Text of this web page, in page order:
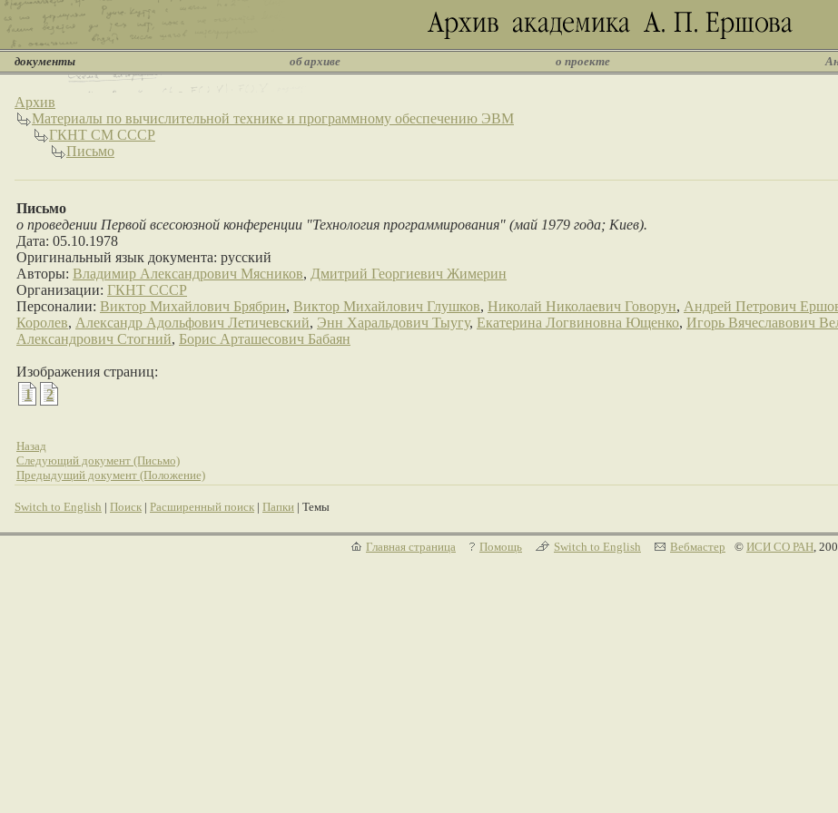
документы об архиве о проекте
Архив
Материалы по вычислительной технике и программному обеспечению ЭВМ
ГКНТ СМ СССР
Письмо
Письмо
о проведении Первой всесоюзной конференции "Технология программирования" (май 1979 года; Киев).
Дата: 05.10.1978
Оригинальный язык документа: русский
Авторы: Владимир Александрович Мясников, Дмитрий Георгиевич Жимерин
Организации: ГКНТ СССР
Персоналии: Виктор Михайлович Брябрин, Виктор Михайлович Глушков, Николай Николаевич Говорун, Андрей Петрович
Королев, Александр Адольфович Летичевский, Энн Харальдович Тыугу, Екатерина Логвиновна Ющенко, Игорь Вячеславович
Александрович Стогний, Борис Арташесович Бабаян
Изображения страниц:
1
2
Назад
Следующий документ (Письмо)
Предыдущий документ (Положение)
Switch to English | Поиск | Расширенный поиск | Папки | Темы
Главная страница Помощь Switch to English Вебмастер © ИСИ СО РАН,